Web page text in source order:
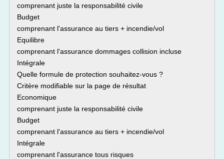
comprenant juste la responsabilité civile
Budget
comprenant l'assurance au tiers + incendie/vol
Equilibre
comprenant l'assurance dommages collision incluse
Intégrale
Quelle formule de protection souhaitez-vous ?
Critère modifiable sur la page de résultat
Economique
comprenant juste la responsabilité civile
Budget
comprenant l'assurance au tiers + incendie/vol
Intégrale
comprenant l'assurance tous risques